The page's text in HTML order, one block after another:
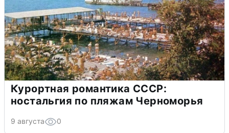
Курортная романтика СССР:
ностальгия по пляжам Черноморья
9 августа 0